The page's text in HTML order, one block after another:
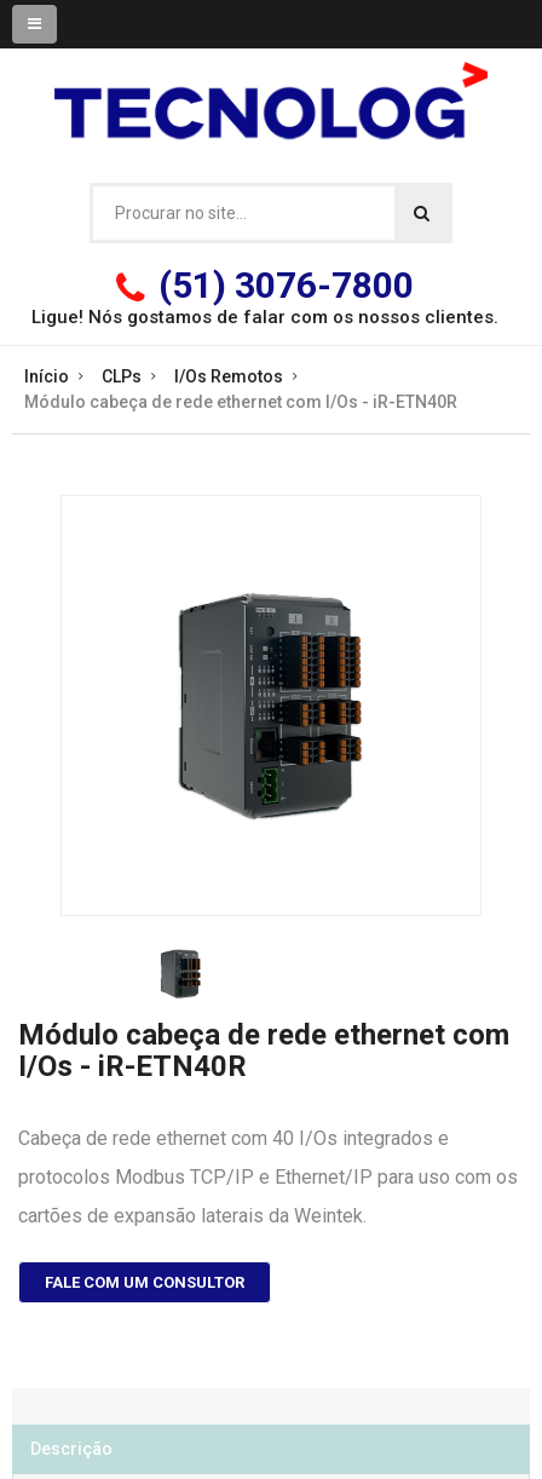
(51) 3076-7800
Ligue! Nós gostamos de falar com os nossos clientes.
Início CLPs
I/Os Remotos
Módulo cabeça de rede ethernet com I/Os - iR-ETN40R
Módulo cabeça de rede ethernet com
I/Os - iR-ETN40R
Cabeça de rede ethernet com 40 I/Os integrados e
protocolos Modbus TCP/IP e Ethernet/IP para uso com os
cartões de expansão laterais da Weintek.
FALE COM UM CONSULTOR
Descrição